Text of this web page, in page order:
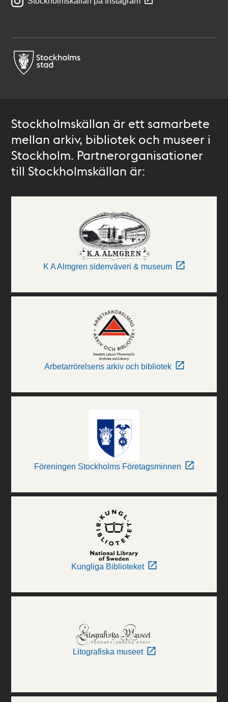
Stockholmskällan är ett samarbete
mellan arkiv, bibliotek och museer i
Stockholm. Partnerorganisationer
till Stockholmskällan är:
K A Almgren sidenväveri & museum
Arbetarrörelsens arkiv och bibliotek
Föreningen Stockholms Företagsminnen
Kungliga Biblioteket
Litografiska museet